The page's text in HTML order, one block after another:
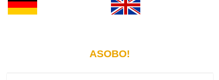
ASOBO!